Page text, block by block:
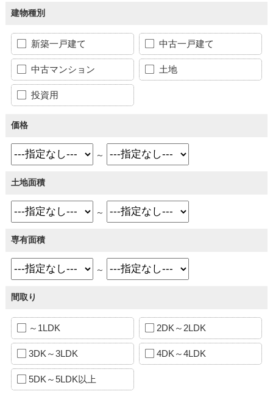
建物種別
新築一戸建て 中古一戸建て
中古マンション 土地
投資用
価格
～
土地面積
～
専有面積
～
間取り
～1LDK 2DK～2LDK
3DK～3LDK 4DK～4LDK
5DK～5LDK以上